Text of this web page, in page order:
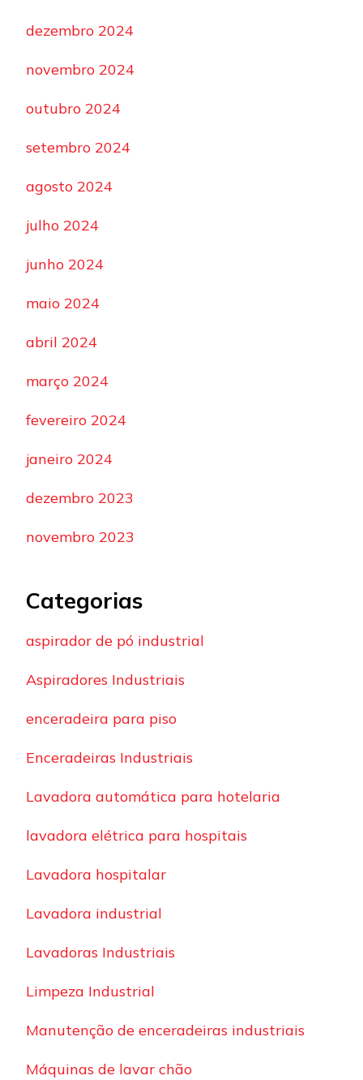
dezembro 2024
novembro 2024
outubro 2024
setembro 2024
agosto 2024
julho 2024
junho 2024
maio 2024
abril 2024
março 2024
fevereiro 2024
janeiro 2024
dezembro 2023
novembro 2023
Categorias
aspirador de pó industrial
Aspiradores Industriais
enceradeira para piso
Enceradeiras Industriais
Lavadora automática para hotelaria
lavadora elétrica para hospitais
Lavadora hospitalar
Lavadora industrial
Lavadoras Industriais
Limpeza Industrial
Manutenção de enceradeiras industriais
Máquinas de lavar chão